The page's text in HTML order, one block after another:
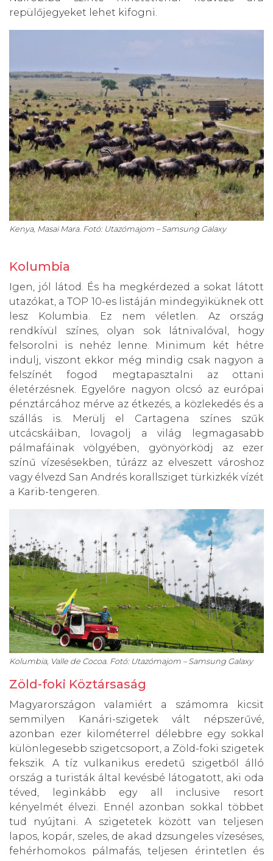
repülőjegyeket lehet kifogni.
Kenya, Masai Mara. Fotó: Utazómajom – Samsung Galaxy
Kolumbia
Igen, jól látod. És ha megkérdezed a sokat látott
utazókat, a TOP 10-es listáján mindegyiküknek ott
lesz Kolumbia. Ez nem véletlen. Az ország
rendkívül színes, olyan sok látnivalóval, hogy
felsorolni is nehéz lenne. Minimum két hétre
indulj, viszont ekkor még mindig csak nagyon a
felszínét fogod megtapasztalni az ottani
életérzésnek. Egyelőre nagyon olcsó az európai
pénztárcához mérve az étkezés, a közlekedés és a
szállás is. Merülj el Cartagena színes szűk
utcácskáiban, lovagolj a világ legmagasabb
pálmafáinak völgyében, gyönyörködj az ezer
színű vízesésekben, túrázz az elveszett városhoz
vagy élvezd San Andrés korallsziget türkizkék vízét
a Karib-tengeren.
Kolumbia, Valle de Cocoa. Fotó: Utazómajom – Samsung Galaxy
Zöld-foki Köztársaság
Magyarországon valamiért a számomra kicsit
semmilyen Kanári-szigetek vált népszerűvé,
azonban ezer kilométerrel délebbre egy sokkal
különlegesebb szigetcsoport, a Zöld-foki szigetek
fekszik. A tíz vulkanikus eredetű szigetből álló
ország a turisták által kevésbé látogatott, aki oda
téved, leginkább egy all inclusive resort
kényelmét élvezi. Ennél azonban sokkal többet
tud nyújtani. A szigetetek között van teljesen
lapos, kopár, szeles, de akad dzsungeles vízeséses,
fehérhomokos pálmafás, teljesen érintetlen és